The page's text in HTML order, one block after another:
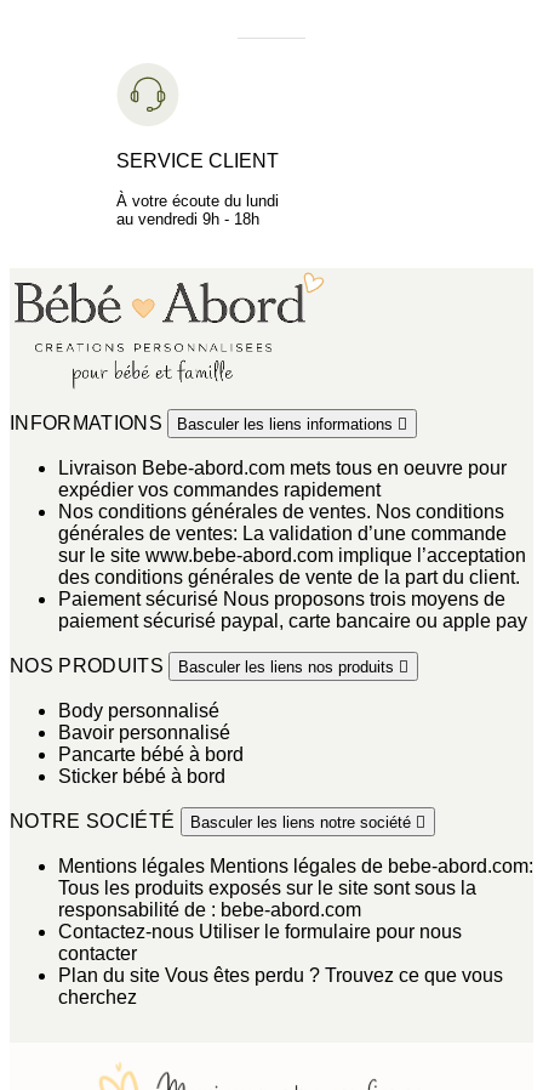
SERVICE CLIENT
À votre écoute du lundi
au vendredi 9h - 18h
INFORMATIONS Basculer les liens informations 
Livraison Bebe-abord.com mets tous en oeuvre pour
expédier vos commandes rapidement
Nos conditions générales de ventes. Nos conditions
générales de ventes: La validation d’une commande
sur le site www.bebe-abord.com implique l’acceptation
des conditions générales de vente de la part du client.
Paiement sécurisé Nous proposons trois moyens de
paiement sécurisé paypal, carte bancaire ou apple pay
NOS PRODUITS Basculer les liens nos produits 
Body personnalisé
Bavoir personnalisé
Pancarte bébé à bord
Sticker bébé à bord
NOTRE SOCIÉTÉ Basculer les liens notre société 
Mentions légales Mentions légales de bebe-abord.com:
Tous les produits exposés sur le site sont sous la
responsabilité de : bebe-abord.com
Contactez-nous Utiliser le formulaire pour nous
contacter
Plan du site Vous êtes perdu ? Trouvez ce que vous
cherchez